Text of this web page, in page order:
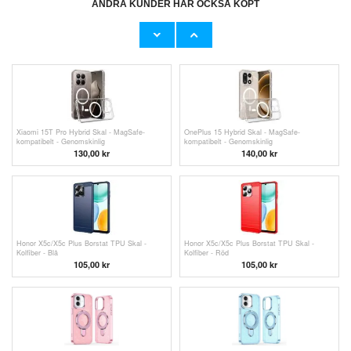
ANDRA KUNDER HAR OCKSÅ KÖPT
iPhone 16 Pro Avtagbart plånboksfodral med
Xiaomi 17 Hybrid Skal - MagSafe-kompatibelt
Xiaomi 15T Pro Hybrid Skal - MagSafe-
kompatibelt - Genomskinlig
130,00 kr
OnePlus 15 Hybrid Skal - MagSafe-
kompatibelt - Genomskinlig
140,00 kr
Honor X5c/X5c Plus Borstat TPU Skal -
Kolfiber - Blå
105,00 kr
Honor X5c/X5c Plus Borstat TPU Skal -
Kolfiber - Röd
105,00 kr